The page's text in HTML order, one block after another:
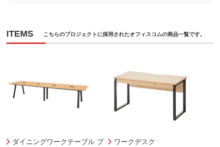
ITEMS こちらのプロジェクトに採用されたオフィスコムの商品一覧です。
ダイニングワークテーブル プ
ワークデスク